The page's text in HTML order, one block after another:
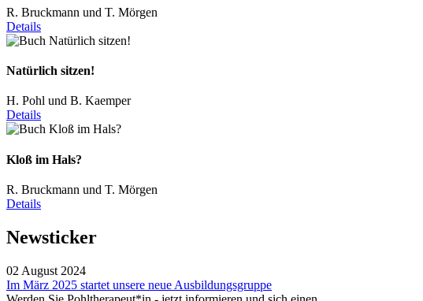
R. Bruckmann und T. Mörgen
Details
Natürlich sitzen!
H. Pohl und B. Kaemper
Details
Kloß im Hals?
R. Bruckmann und T. Mörgen
Details
Newsticker
02 August 2024
Im März 2025 startet unsere neue Ausbildungsgruppe